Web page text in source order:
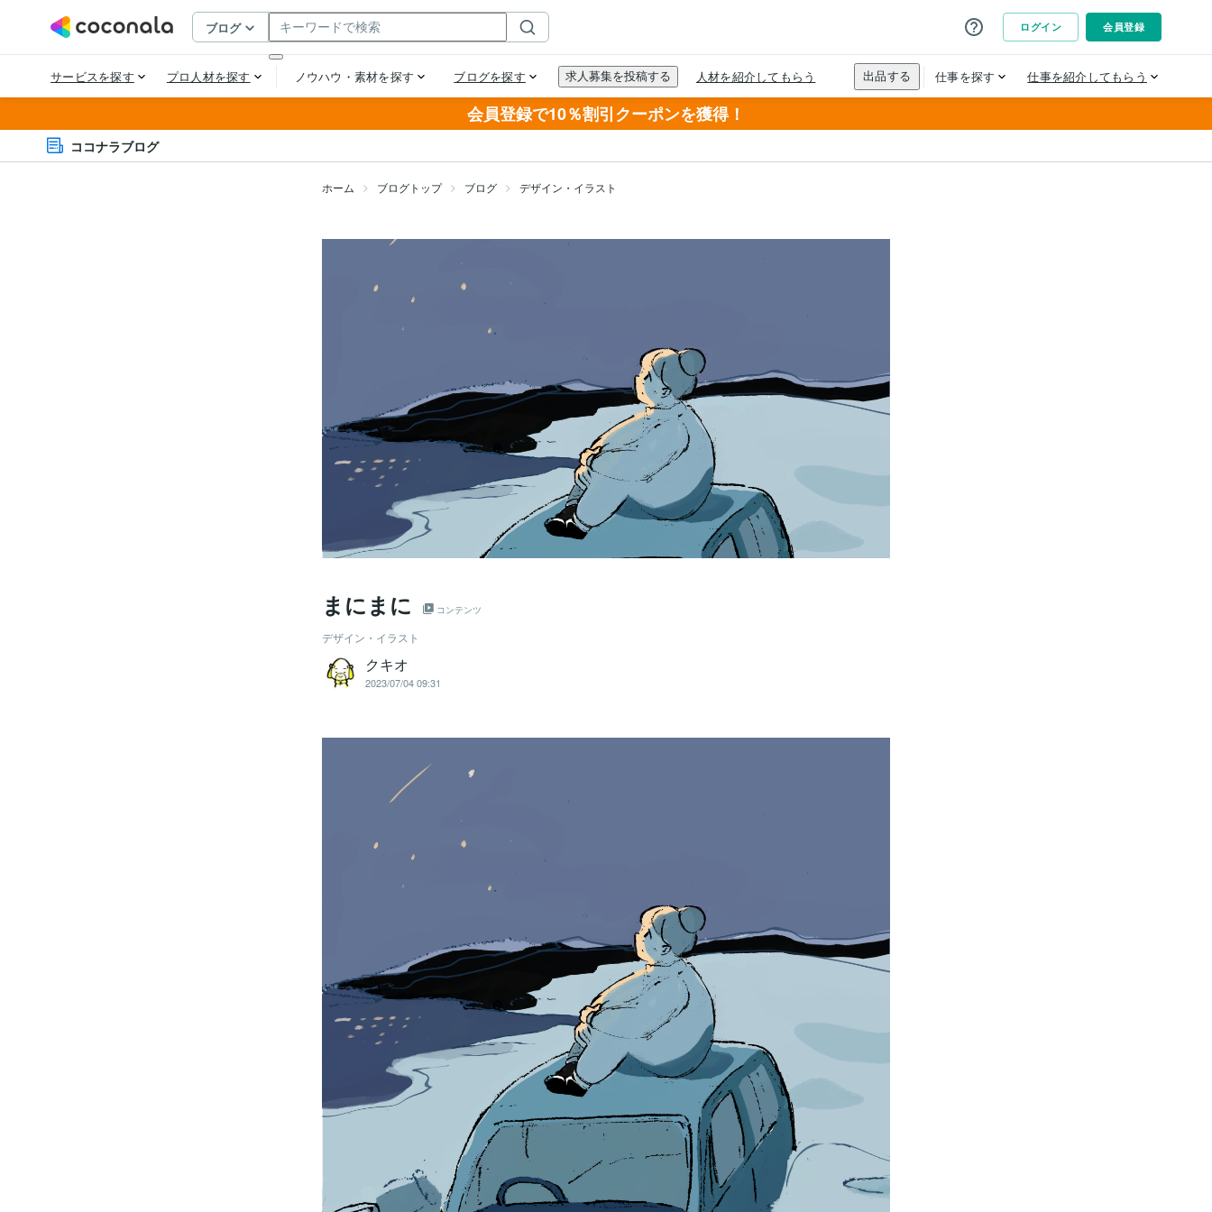
会員登録で10％割引クーポンを獲得！
ココナラブログ
ホーム ブログトップ ブログ デザイン・イラスト
まにまに コンテンツ
デザイン・イラスト
クキオ
2023/07/04 09:31